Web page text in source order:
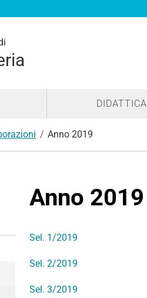
DIDATTICA
Anno 2019
Anno 2019
Sel. 1/2019
Sel. 2/2019
Sel. 3/2019